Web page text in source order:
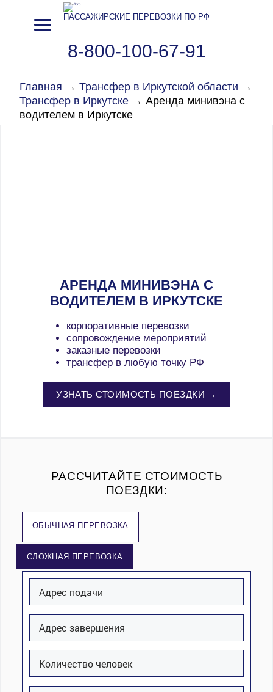
ПАССАЖИРСКИЕ ПЕРЕВОЗКИ ПО РФ
8-800-100-67-91
Главная → Трансфер в Иркутской области →
Трансфер в Иркутске → Аренда минивэна с
водителем в Иркутске
АРЕНДА МИНИВЭНА С
ВОДИТЕЛЕМ В ИРКУТСКЕ
корпоративные перевозки
сопровождение мероприятий
заказные перевозки
трансфер в любую точку РФ
УЗНАТЬ СТОИМОСТЬ ПОЕЗДКИ →
РАССЧИТАЙТЕ СТОИМОСТЬ
ПОЕЗДКИ:
ОБЫЧНАЯ ПЕРЕВОЗКА
СЛОЖНАЯ ПЕРЕВОЗКА